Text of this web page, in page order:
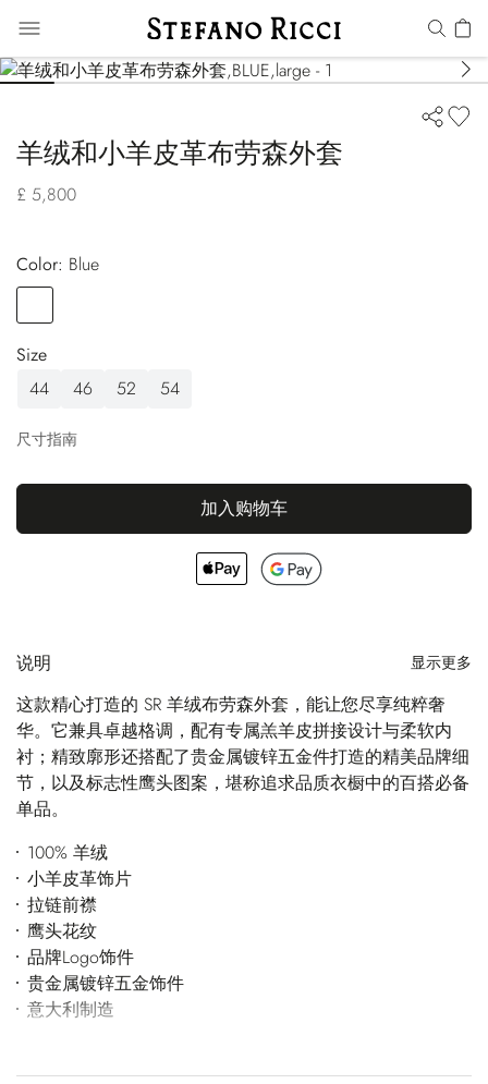
羊绒和小羊皮革布劳森外套
£ 5,800
Color:
blue
Size
44
46 52 54
尺寸指南
加入购物车
说明 显示更多
这款精心打造的 SR 羊绒布劳森外套，能让您尽享纯粹奢
华。它兼具卓越格调，配有专属羔羊皮拼接设计与柔软内
衬；精致廓形还搭配了贵金属镀锌五金件打造的精美品牌细
节，以及标志性鹰头图案，堪称追求品质衣橱中的百搭必备
单品。
100% 羊绒
小羊皮革饰片
拉链前襟
鹰头花纹
品牌Logo饰件
贵金属镀锌五金饰件
意大利制造